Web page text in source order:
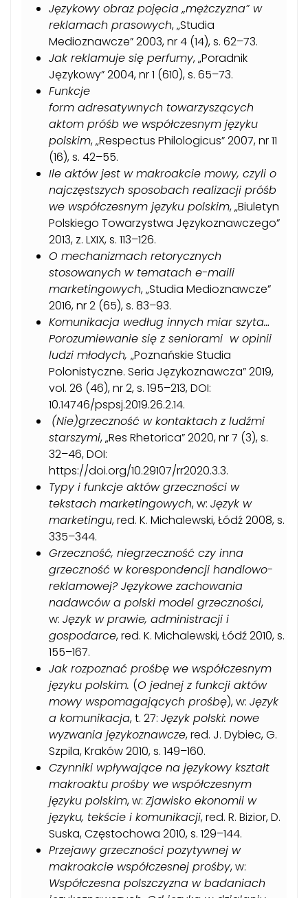
Językowy obraz pojęcia „mężczyzna” w
reklamach prasowych, „Studia
Medioznawcze” 2003, nr 4 (14), s. 62–73.
Jak reklamuje się perfumy, „Poradnik
Językowy” 2004, nr 1 (610), s. 65–73.
Funkcje
form adresatywnych towarzyszących
aktom próśb we współczesnym języku
polskim, „Respectus Philologicus” 2007, nr 11
(16), s. 42–55.
Ile aktów jest w makroakcie mowy, czyli o
najczęstszych sposobach realizacji próśb
we współczesnym języku polskim, „Biuletyn
Polskiego Towarzystwa Językoznawczego”
2013, z. LXIX, s. 113–126.
O mechanizmach retorycznych
stosowanych w tematach e-maili
marketingowych, „Studia Medioznawcze”
2016, nr 2 (65), s. 83–93.
Komunikacja według innych miar szyta…
Porozumiewanie się z seniorami w opinii
ludzi młodych, „Poznańskie Studia
Polonistyczne. Seria Językoznawcza” 2019,
vol. 26 (46), nr 2, s. 195–213, DOI:
10.14746/pspsj.2019.26.2.14.
(Nie)grzeczność w kontaktach z ludźmi
starszymi, „Res Rhetorica” 2020, nr 7 (3), s.
32–46, DOI:
https://doi.org/10.29107/rr2020.3.3.
Typy i funkcje aktów grzeczności w
tekstach marketingowych, w: Język w
marketingu, red. K. Michalewski, Łódź 2008, s.
335–344.
Grzeczność, niegrzeczność czy inna
grzeczność w korespondencji handlowo-
reklamowej? Językowe zachowania
nadawców a polski model grzeczności,
w: Język w prawie, administracji i
gospodarce, red. K. Michalewski, Łódź 2010, s.
155–167.
Jak rozpoznać prośbę we współczesnym
języku polskim. (O jednej z funkcji aktów
mowy wspomagających prośbę), w: Język
a komunikacja, t. 27: Język polski: nowe
wyzwania językoznawcze, red. J. Dybiec, G.
Szpila, Kraków 2010, s. 149–160.
Czynniki wpływające na językowy kształt
makroaktu prośby we współczesnym
języku polskim, w: Zjawisko ekonomii w
języku, tekście i komunikacji, red. R. Bizior, D.
Suska, Częstochowa 2010, s. 129–144.
Przejawy grzeczności pozytywnej w
makroakcie współczesnej prośby, w:
Współczesna polszczyzna w badaniach